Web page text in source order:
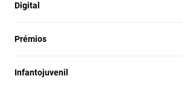
Digital
Prémios
Infantojuvenil